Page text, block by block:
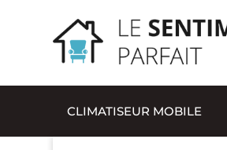
CLIMATISEUR MOBILE